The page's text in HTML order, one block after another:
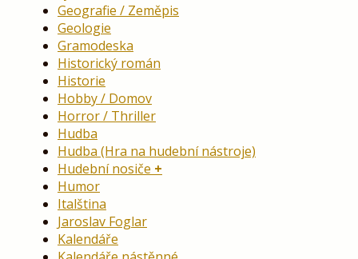
Geografie / Zeměpis
Geologie
Gramodeska
Historický román
Historie
Hobby / Domov
Horror / Thriller
Hudba
Hudba (Hra na hudební nástroje)
Hudební nosiče
Humor
Italština
Jaroslav Foglar
Kalendáře